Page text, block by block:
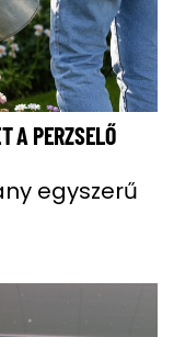
A PERZSELŐ
egyszerű